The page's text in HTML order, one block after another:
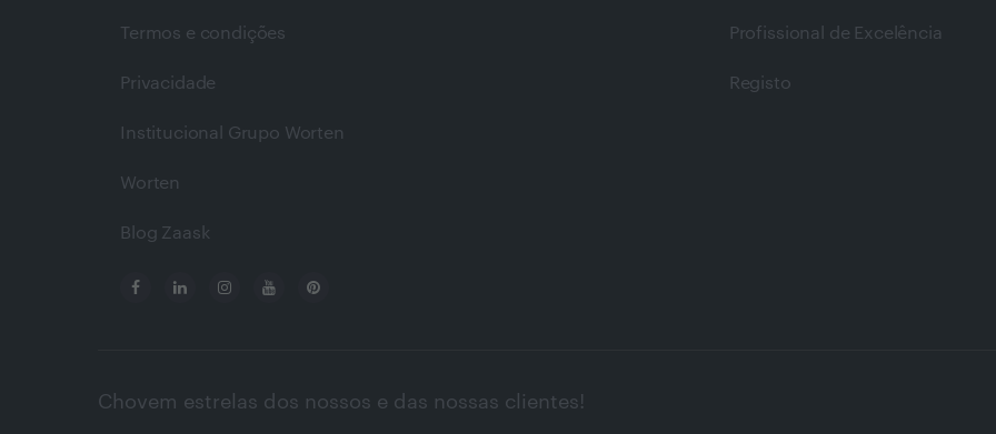
Termos e condições
Privacidade
Institucional Grupo Worten
Worten
Blog Zaask
Profissional de Excelência
Registo
Chovem estrelas dos nossos e das nossas clientes!